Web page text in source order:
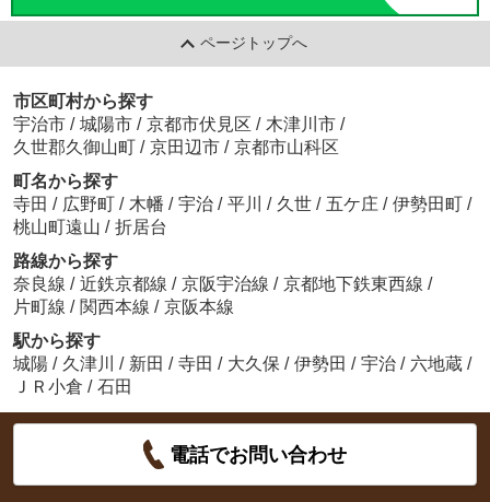
ページトップへ
市区町村から探す
宇治市 / 城陽市 / 京都市伏見区 / 木津川市 /
久世郡久御山町 / 京田辺市 / 京都市山科区
町名から探す
寺田 / 広野町 / 木幡 / 宇治 / 平川 / 久世 / 五ケ庄 / 伊勢田町 /
桃山町遠山 / 折居台
路線から探す
奈良線 / 近鉄京都線 / 京阪宇治線 / 京都地下鉄東西線 /
片町線 / 関西本線 / 京阪本線
駅から探す
城陽 / 久津川 / 新田 / 寺田 / 大久保 / 伊勢田 / 宇治 / 六地蔵 /
ＪＲ小倉 / 石田
電話でお問い合わせ